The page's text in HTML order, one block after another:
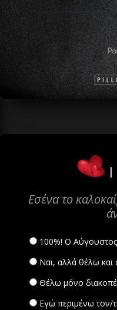
Εσένα το
100%! Ο Αύγουστος
Ναι, αλλά θέλω και
Θέλω μόνο
Εγώ περιμένω τον/